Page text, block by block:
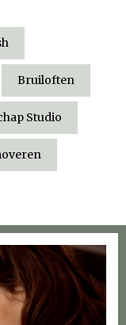
Bruiloften
Studio